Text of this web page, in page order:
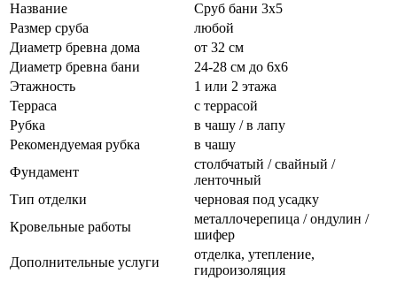
Название
Сруб бани 3х5
Размер сруба
любой
Диаметр бревна дома
от 32 см
Диаметр бревна бани
24-28 см до 6х6
Этажность
1 или 2 этажа
Терраса
с террасой
Рубка
в чашу / в лапу
Рекомендуемая рубка
в чашу
Фундамент
столбчатый / свайный /
ленточный
Тип отделки
черновая под усадку
Кровельные работы
металлочерепица / ондулин /
шифер
Дополнительные услуги
отделка, утепление,
гидроизоляция